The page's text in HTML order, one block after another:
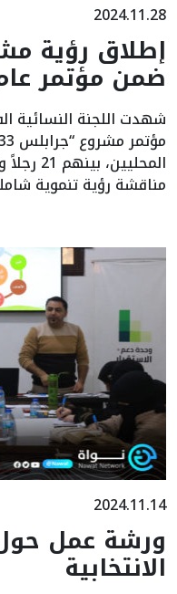
2024.11.28
ضمن مؤتمر
شهدت اللجنة النسائية
مناقشة رؤية تنموية
2024.11.14
ورشة عمل حول
الانتخابية